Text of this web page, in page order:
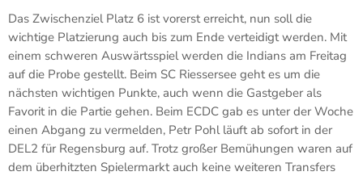
Das Zwischenziel Platz 6 ist vorerst erreicht, nun soll die
wichtige Platzierung auch bis zum Ende verteidigt werden. Mit
einem schweren Auswärtsspiel werden die Indians am Freitag
auf die Probe gestellt. Beim SC Riessersee geht es um die
nächsten wichtigen Punkte, auch wenn die Gastgeber als
Favorit in die Partie gehen. Beim ECDC gab es unter der Woche
einen Abgang zu vermelden, Petr Pohl läuft ab sofort in der
DEL2 für Regensburg auf. Trotz großer Bemühungen waren auf
dem überhitzten Spielermarkt auch keine weiteren Transfers